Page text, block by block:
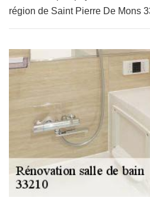
région de Saint Pierre De Mons